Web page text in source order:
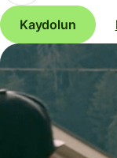
Kaydolun